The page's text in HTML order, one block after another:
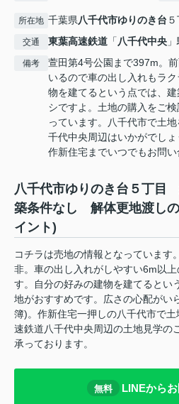
所在地 千葉県八千代市ゆりのき台
交通 東葉高速鉄道 「八千代中央
備考
萱田第4号公園まで397m。
いるので車の出し入れもラ
物を建てるという点では、
シですよ。土地の購入をご
っています。八千代市で土
千代中央周辺はいかがでし
作新住宅までいつでもお問い
八千代市ゆりのき台５丁
築条件なし 解体更地渡し
イント)
コチラは売地の情報となっています
非。車の出し入れがしやすい6m以
す。自分の好みの建物を建てるとい
地がおすすめです。広さの心配がい
簿)。作新住宅一押しの八千代市で
速鉄道八千代中央周辺の土地見学の
承っております。
無料 LINEから